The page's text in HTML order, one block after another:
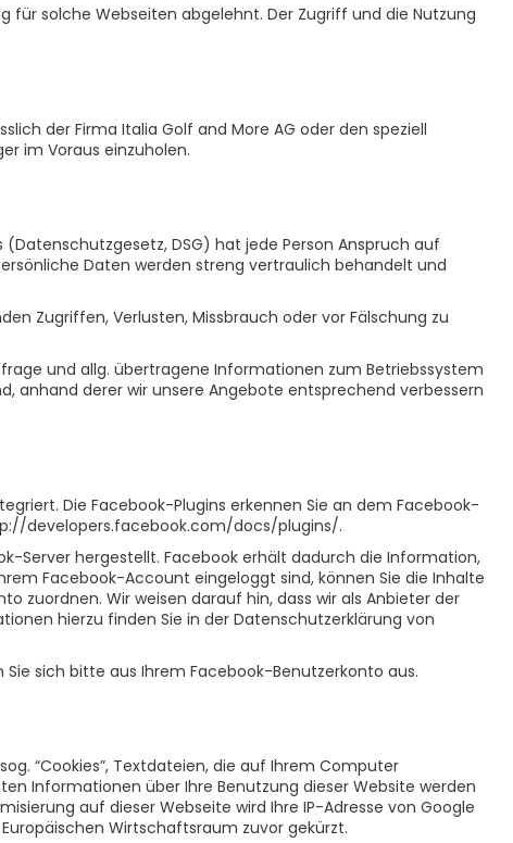
für solche Webseiten abgelehnt. Der Zugriff und die Nutzung
der Firma Italia Golf and More AG oder den speziell
im Voraus einzuholen.
DSG) hat jede Person Anspruch auf
Daten werden streng vertraulich behandelt und
Zugriffen, Verlusten, Missbrauch oder vor Fälschung zu
und allg. übertragene Informationen zum Betriebssystem
anhand derer wir unsere Angebote entsprechend verbessern
Die Facebook-Plugins erkennen Sie an dem Facebook-
developers.facebook.com/docs/plugins/.
Server hergestellt. Facebook erhält dadurch die Information,
Facebook-Account eingeloggt sind, können Sie die Inhalte
zuordnen. Wir weisen darauf hin, dass wir als Anbieter der
hierzu finden Sie in der Datenschutzerklärung von
sich bitte aus Ihrem Facebook-Benutzerkonto aus.
“Cookies”, Textdateien, die auf Ihrem Computer
Informationen über Ihre Benutzung dieser Website werden
auf dieser Webseite wird Ihre IP-Adresse von Google
Wirtschaftsraum zuvor gekürzt.